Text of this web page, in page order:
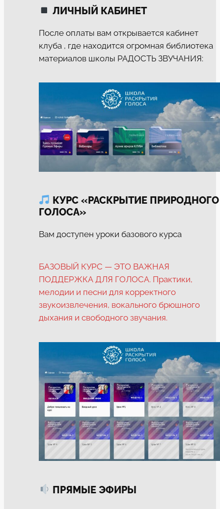
ЛИЧНЫЙ КАБИНЕТ
После оплаты вам открывается кабинет
клуба , где находится огромная библиотека
материалов школы РАДОСТЬ ЗВУЧАНИЯ:
КУРС «РАСКРЫТИЕ ПРИРОДНОГО
ГОЛОСА»
Вам доступен уроки базового курса
БАЗОВЫЙ КУРС — ЭТО ВАЖНАЯ
ПОДДЕРЖКА ДЛЯ ГОЛОСА. Практики,
мелодии и песни для корректного
звукоизвлечения, вокального брюшного
дыхания и свободного звучания.
ПРЯМЫЕ ЭФИРЫ